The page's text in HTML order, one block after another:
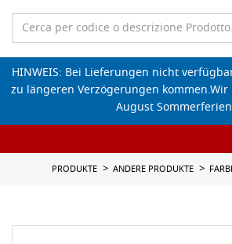
Wunschliste
HINWEIS: Bei Lieferungen nicht
zu längeren Verzögerungen
August
PRODUKTE ANDERE PRODUKTE